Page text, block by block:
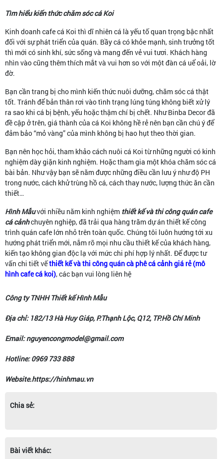
Tìm hiểu kiến thức chăm sóc cá Koi
Kinh doanh cafe cá Koi thì dĩ nhiên cá là yếu tố quan trọng bậc nhất
đối với sự phát triển của quán. Bầy cá có khỏe mạnh, sinh trưởng tốt
thì mới có sinh khí, sức sống và mang đến vẻ vui tươi. Khách hàng
nhìn vào cũng thêm thích mắt và vui hơn so với một đàn cá uể oải, lờ
đờ.
Bạn cần trang bị cho mình kiến thức nuôi dưỡng, chăm sóc cá thật
tốt. Tránh để bản thân rơi vào tình trạng lúng túng không biết xử lý
ra sao khi cá bị bệnh, yếu hoặc thậm chí bị chết. Như Binba Decor đã
đề cập ở trên, giá thành của cá Koi không hề rẻ nên bạn cần chú ý để
đảm bảo “mỏ vàng” của mình không bị hao hụt theo thời gian.
Bạn nên học hỏi, tham khảo cách nuôi cá Koi từ những người có kinh
nghiệm dày giặn kinh nghiệm. Hoặc tham gia một khóa chăm sóc cá
bài bản. Như vậy bạn sẽ năm được những điều cần lưu ý như độ PH
trong nước, cách khử trùng hồ cá, cách thay nước, lượng thức ăn cần
thiết…
Hình Mẫuvới nhiều năm kinh nghiệm thiết kế và thi công quán cafe
cá cảnhchuyên nghiệp, đã trải qua hàng trăm dự án thiết kế công
trình quán cafe lớn nhỏ trên toàn quốc. Chúng tôi luôn hướng tới xu
hướng phát triển mới, nắm rõ mọi nhu cầu thiết kế của khách hàng,
kiến tạo không gian độc lạ với mức chi phí hợp lý nhất. Để được tư
vấn chi tiết vếthiết kế và thi công quán cà phê cá cảnh giá rẻ (mô
hình cafe cá koi), các bạn vui lòng liên hệ
Công ty TNHH Thiết kế Hình Mẫu
Địa chỉ: 182/13 Hà Huy Giáp, P.Thạnh Lộc, Q12, TP.Hồ Chí Minh
Email: nguyencongmodel@gmail.com
Hotline: 0969 733 888
Website.https://hinhmau.vn
Chia sẻ:
Bài viết khác: